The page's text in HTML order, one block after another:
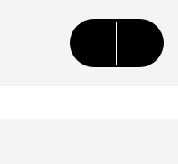
CONTENU